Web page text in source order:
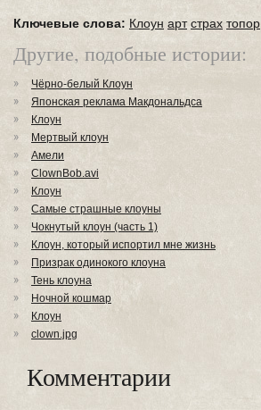
Ключевые слова: Клоун арт страх топор
Другие, подобные истории:
Чёрно-белый Клоун
Японская реклама Макдональдса
Клоун
Мертвый клоун
Амели
ClownBob.avi
Клоун
Самые страшные клоуны
Чокнутый клоун (часть 1)
Клоун, который испортил мне жизнь
Призрак одинокого клоуна
Тень клоуна
Ночной кошмар
Клоун
clown.jpg
Комментарии